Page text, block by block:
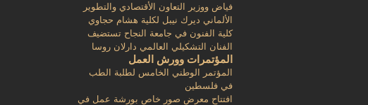
فياض ووزير التعاون الأقتصادي والتطوير
الألماني ديرك نيبل لكلية هشام حجاوي
كلية الفنون في جامعة النجاح تستضيف
الفنان التشكيلي العالمي دارلان روسا
المؤتمرات وورش العمل
المؤتمر الوطني الخامس لطلبة الطب
في فلسطين
افتتاح معرض صور خاص بورشة عمل في